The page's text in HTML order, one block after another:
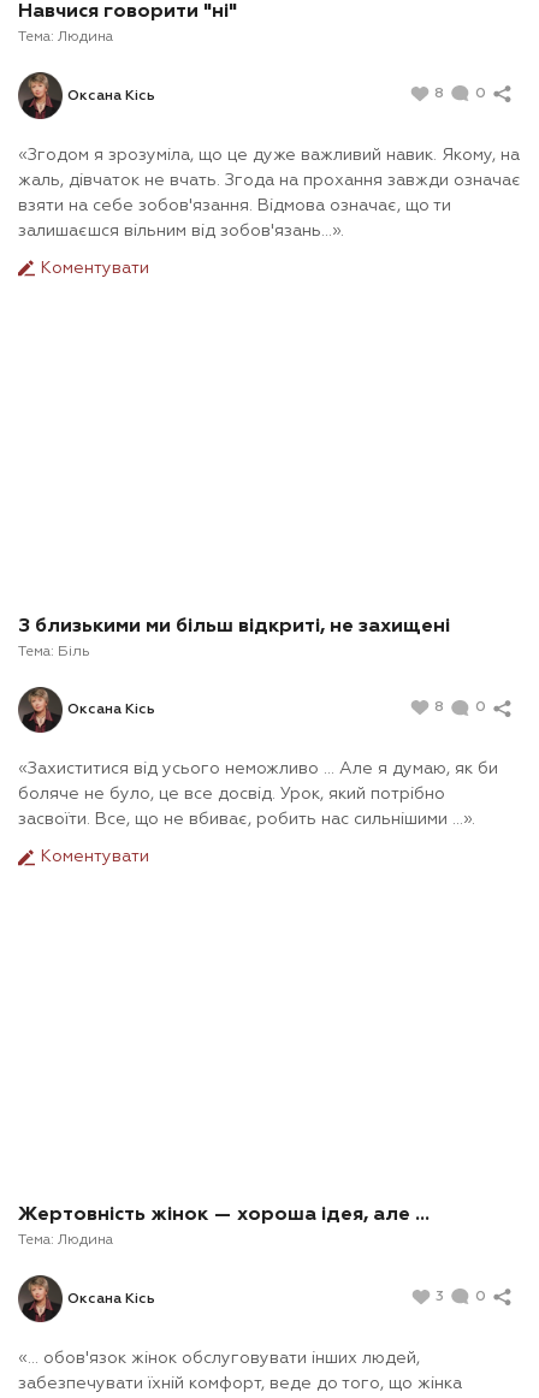
Навчися говорити "ні"
Тема: Людина
Оксана Кісь 8 0
«Згодом я зрозуміла, що це дуже важливий навик. Якому, на
жаль, дівчаток не вчать. Згода на прохання завжди означає
взяти на себе зобов'язання. Відмова означає, що ти
залишаєшся вільним від зобов'язань…».
Коментувати
З близькими ми більш відкриті, не захищені
Тема: Біль
Оксана Кісь 8 0
«Захиститися від усього неможливо ... Але я думаю, як би
боляче не було, це все досвід. Урок, який потрібно
засвоїти. Все, що не вбиває, робить нас сильнішими ...».
Коментувати
Жертовність жінок — хороша ідея, але ...
Тема: Людина
Оксана Кісь 3 0
«... обов'язок жінок обслуговувати інших людей,
забезпечувати їхній комфорт, веде до того, що жінка